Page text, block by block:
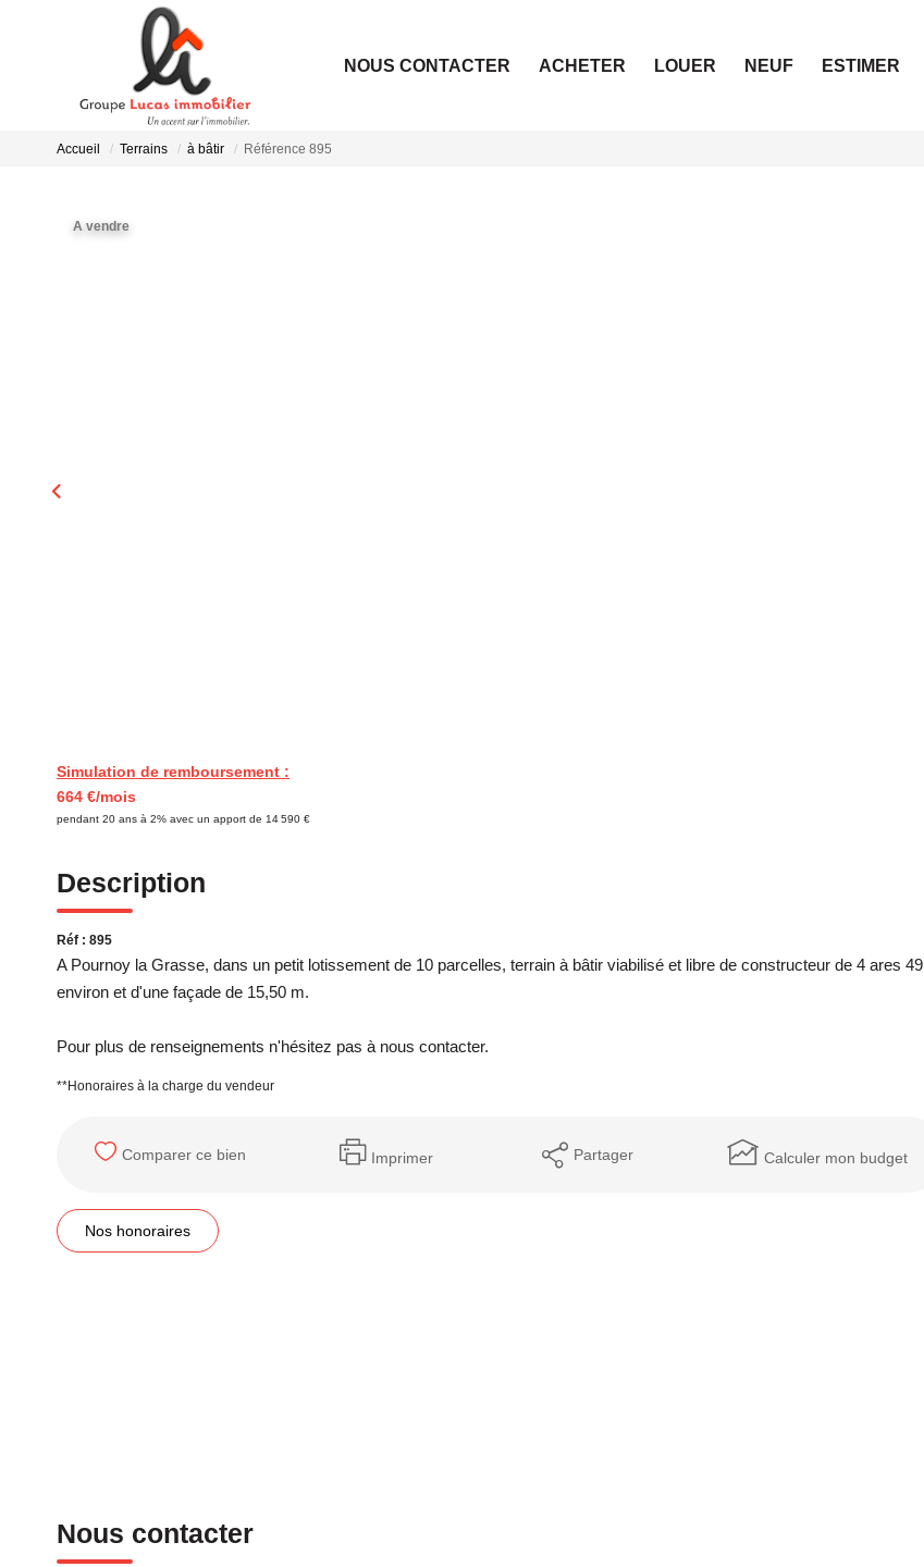
NOUS CONTACTER ACHETER LOUER NEUF ESTIMER
Accueil Terrains à bâtir Référence 895
A vendre
Simulation de remboursement :
664 €/mois
pendant 20 ans à 2% avec un apport de 14 590 €
Description
Réf : 895
A Pournoy la Grasse, dans un petit lotissement de 10 parcelles, terrain à bâtir viabilisé et libre de constructeur de 4 ares 49
environ et d'une façade de 15,50 m.
Pour plus de renseignements n'hésitez pas à nous contacter.
**Honoraires à la charge du vendeur
Comparer ce bien Imprimer Partager Calculer mon budget
Nos honoraires
Nous contacter